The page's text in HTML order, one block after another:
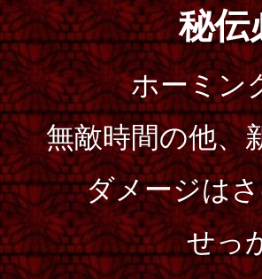
秘
ホーミン
無敵時間の他、
ダメージは
せっ